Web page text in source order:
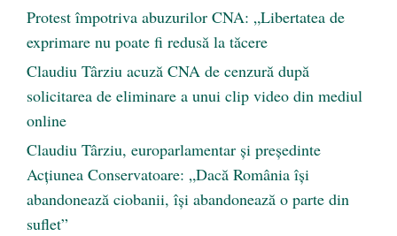
Protest împotriva abuzurilor CNA: „Libertatea de
exprimare nu poate fi redusă la tăcere
Claudiu Târziu acuză CNA de cenzură după
solicitarea de eliminare a unui clip video din mediul
online
Claudiu Târziu, europarlamentar și președinte
Acțiunea Conservatoare: „Dacă România își
abandonează ciobanii, își abandonează o parte din
suflet”